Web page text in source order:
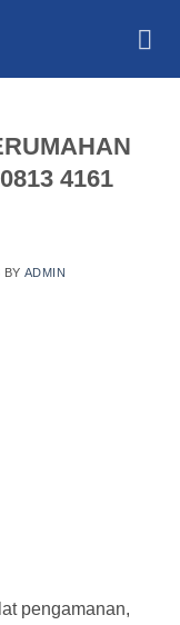
4161
BY ADMIN
pengamanan,